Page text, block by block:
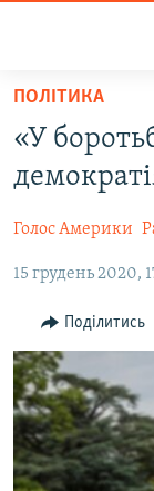
Перейти
основного
матеріалу
до
навігації
Перейти
пошуку
НОВИНИ
ВОДА.КРИМ
ВІДЕО ТА ФОТО
ПОЛІТИКА
БЛОГИ
ПОГЛЯД
ІНТЕРВ'Ю
ВСЕ ЗА ДЕНЬ
СПЕЦПРОЕКТИ
ДЕПОРТАЦІЯ
ЯК ОБІЙТИ
ПОЛІТИКА
«У
Голос Америки
15 грудень 2020,
Поділитись